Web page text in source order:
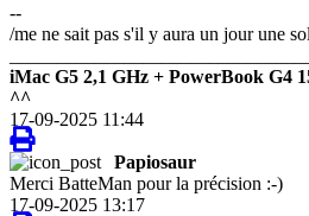
--
/me ne sait pas s'il y aura un jour une
iMac G5 2,1 GHz + PowerBook G4
^^
17-09-2025 11:44
Papiosaur
Merci BatteMan pour la précision :-)
17-09-2025 13:17